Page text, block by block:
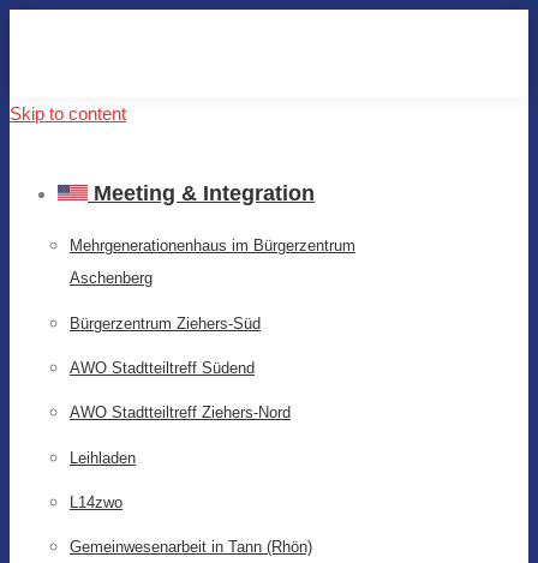
Skip to content
Meeting & Integration
Mehrgenerationenhaus im Bürgerzentrum
Aschenberg
Bürgerzentrum Ziehers-Süd
AWO Stadtteiltreff Südend
AWO Stadtteiltreff Ziehers-Nord
Leihladen
L14zwo
Gemeinwesenarbeit in Tann (Rhön)